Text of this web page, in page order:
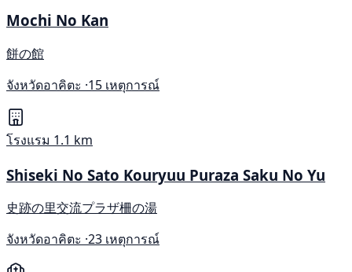
Mochi No Kan
餅の館
จังหวัดอาคิตะ ·15 เหตุการณ์
โรงแรม 1.1 km
Shiseki No Sato Kouryuu Puraza Saku No Yu
史跡の里交流プラザ柵の湯
จังหวัดอาคิตะ ·23 เหตุการณ์